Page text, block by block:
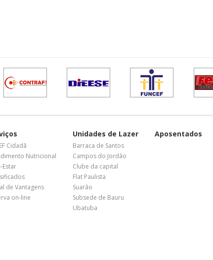
Cidadã
Nutricional
Estar
de Vantagens
on-line
Unidades de Lazer
Barraca de Santos
Campos do Jordão
Clube da capital
Flat Paulista
Suarão
Subsede de Bauru
Ubatuba
Aposentados